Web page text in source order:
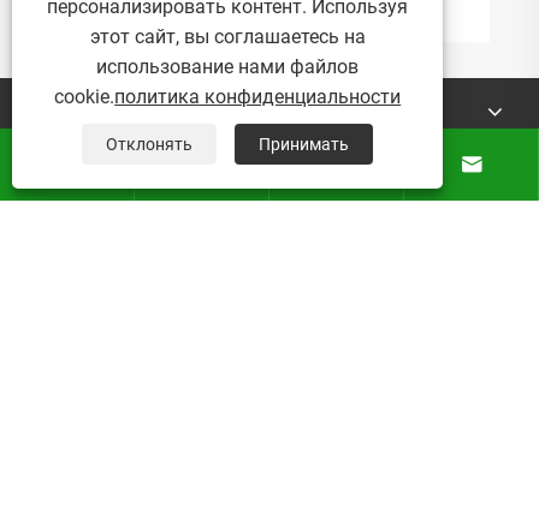
О Нас
Продукты
 
персонализировать контент. Используя
этот сайт, вы соглашаетесь на
использование нами файлов
cookie.политика конфиденциальности
Отклонять Принимать